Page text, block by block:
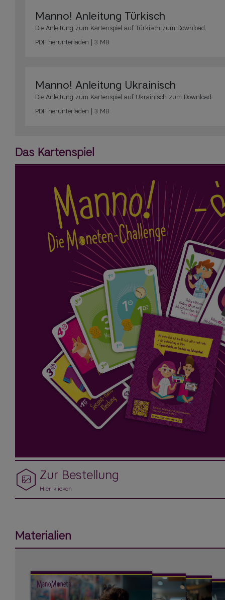
Manno! Anleitung Türkisch
Die Anleitung zum Kartenspiel auf Türkisch zum Download.
PDF herunterladen | 3 MB
Manno! Anleitung Ukrainisch
Die Anleitung zum Kartenspiel auf Ukrainisch zum Download.
PDF herunterladen | 3 MB
Das Kartenspiel
Zur Bestellung
Hier klicken
Materialien